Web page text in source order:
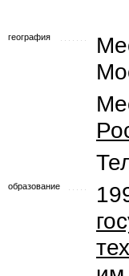
география
образование